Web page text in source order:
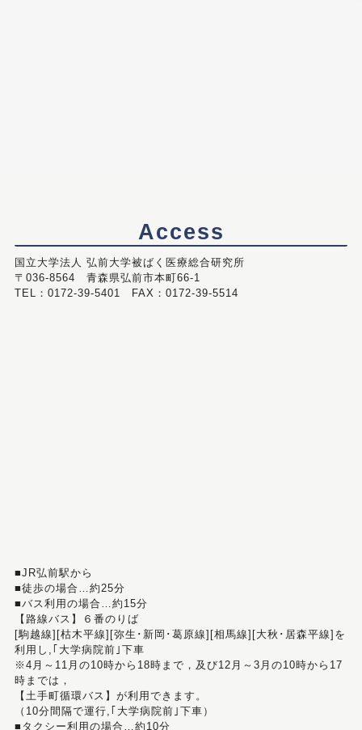
Access
国立大学法人 弘前大学被ばく医療総合研究所
〒036-8564 青森県弘前市本町66-1
TEL：0172-39-5401 FAX：0172-39-5514
■JR弘前駅から
■徒歩の場合…約25分
■バス利用の場合…約15分
【路線バス】６番のりば
[駒越線][枯木平線][弥生･新岡･葛原線][相馬線][大秋･居森平線]を
利用し,｢大学病院前｣下車
※4月～11月の10時から18時まで，及び12月～3月の10時から17
時までは，
【土手町循環バス】が利用できます。
（10分間隔で運行,｢大学病院前｣下車）
■タクシー利用の場合…約10分